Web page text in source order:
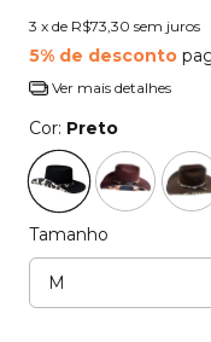
3 x de R$73,30 sem juros
5% de desconto
Ver mais detalhes
Cor: Preto
Tamanho